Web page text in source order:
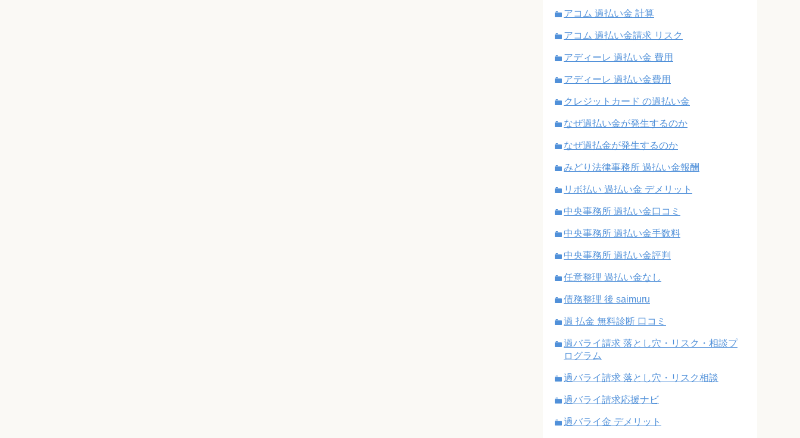
アコム 過払い金 計算
アコム 過払い金請求 リスク
アディーレ 過払い金 費用
アディーレ 過払い金費用
クレジットカード の過払い金
なぜ過払い金が発生するのか
なぜ過払金が発生するのか
みどり法律事務所 過払い金報酬
リボ払い 過払い金 デメリット
中央事務所 過払い金口コミ
中央事務所 過払い金手数料
中央事務所 過払い金評判
任意整理 過払い金なし
債務整理 後 saimuru
過 払金 無料診断 口コミ
過バライ請求 落とし穴・リスク・相談プ
ログラム
過バライ請求 落とし穴・リスク相談
過バライ請求応援ナビ
過バライ金 デメリット